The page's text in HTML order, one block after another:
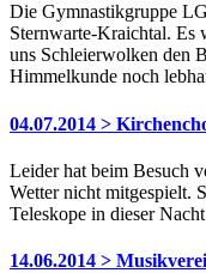
Die Gymnastikgruppe
Sternwarte-Kraichtal. Es
uns Schleierwolken den
Himmelkunde noch
04.07.2014 >
Leider hat beim Besuch
Wetter nicht mitgespielt.
Teleskope in dieser
14.06.2014 >